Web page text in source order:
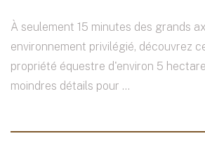
À seulement 15 minutes des grands
environnement privilégié, découvrez
propriété équestre d'environ 5
moindres détails pour ...